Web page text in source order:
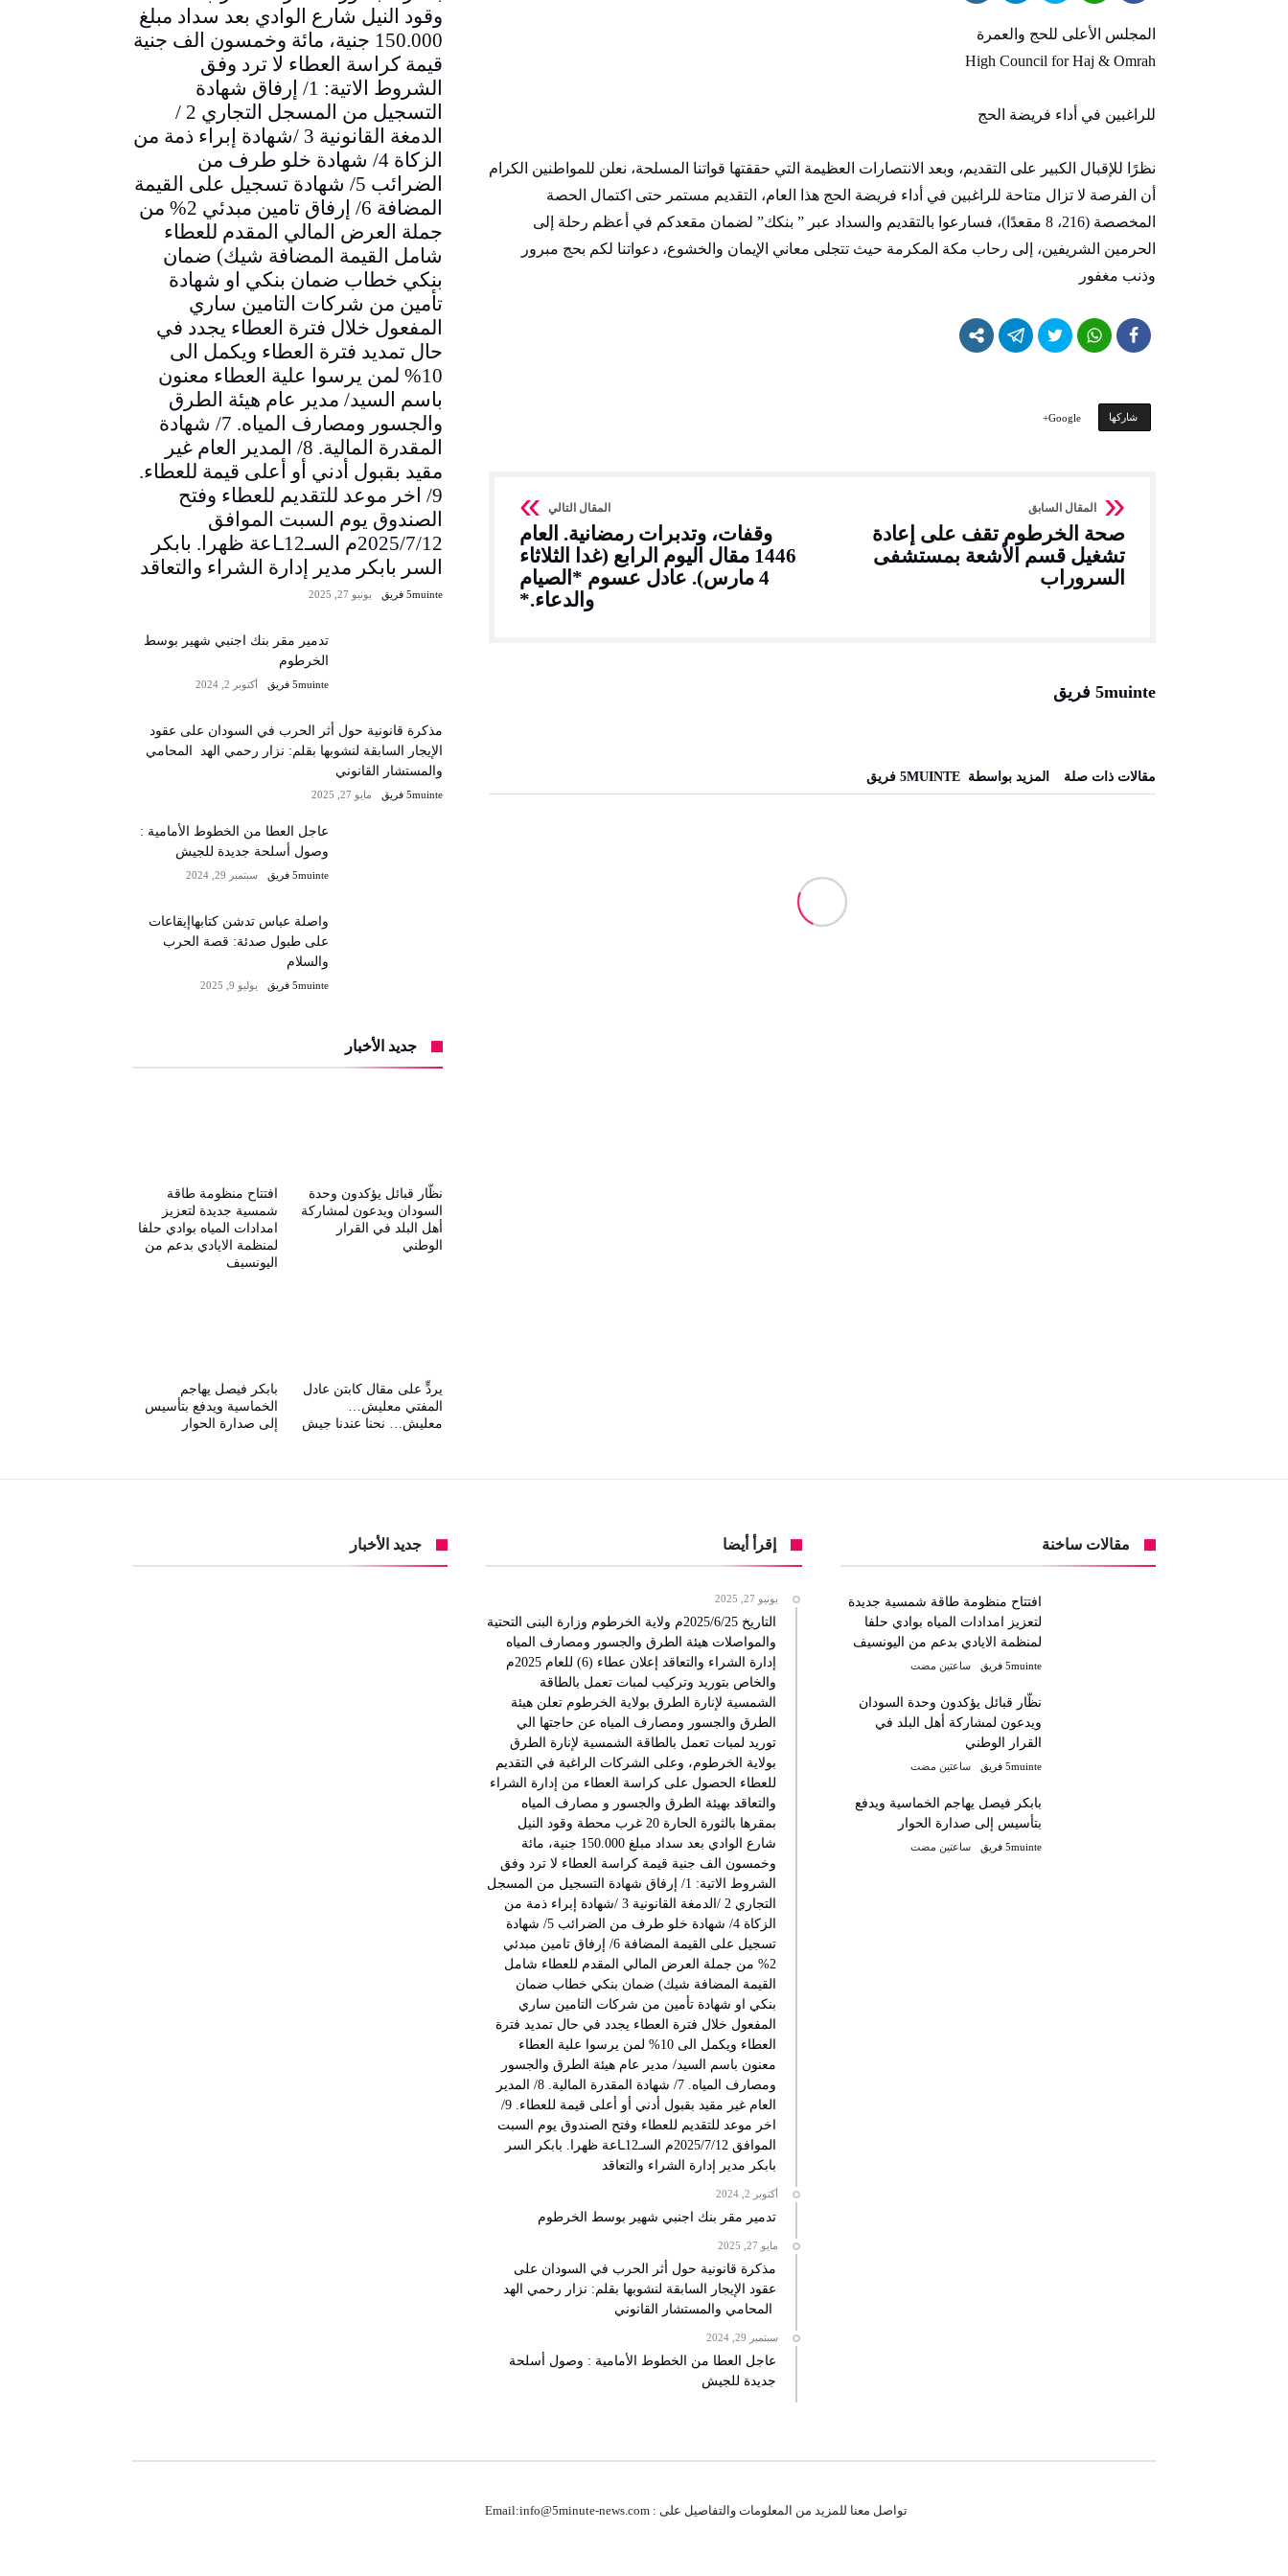
المجلس الأعلى للحج والعمرة
High Council for Haj & Omrah
للراغبين في أداء فريضة الحج
نظرًا للإقبال الكبير على التقديم، وبعد الانتصارات العظيمة التي حققتها قواتنا المسلحة، نعلن للمواطنين الكرام
أن الفرصة لا تزال متاحة للراغبين في أداء فريضة الحج هذا العام، التقديم مستمر حتى اكتمال الحصة
المخصصة (216، 8 مقعدًا)، فسارعوا بالتقديم والسداد عبر ” بنكك” لضمان مقعدكم في أعظم رحلة إلى
الحرمين الشريفين، إلى رحاب مكة المكرمة حيث تتجلى معاني الإيمان والخشوع، دعواتنا لكم بحج مبرور
وذنب مغفور
‫‫ شاركها‬ Google+
صحة الخرطوم تقف على إعادة
تشغيل قسم الأشعة بمستشفى
السروراب
وقفات، وتدبرات رمضانية. العام
1446 مقال اليوم الرابع (غدا الثلاثاء
4 مارس). عادل عسوم *الصيام
والدعاء.*
5muinte فريق
‫مقالات ذات صلة‬ ‫‫المزيد بواسطة‬ ‬ 5MUINTE فريق
وقود النيل شارع الوادي بعد سداد مبلغ
150.000 جنية، مائة وخمسون الف جنية
قيمة كراسة العطاء لا ترد وفق
الشروط الاتية: 1/ إرفاق شهادة
التسجيل من المسجل التجاري 2 /
الدمغة القانونية 3 /شهادة إبراء ذمة من
الزكاة 4/ شهادة خلو طرف من
الضرائب 5/ شهادة تسجيل على القيمة
المضافة 6/ إرفاق تامين مبدئي 2% من
جملة العرض المالي المقدم للعطاء
شامل القيمة المضافة شيك) ضمان
بنكي خطاب ضمان بنكي او شهادة
تأمين من شركات التامين ساري
المفعول خلال فترة العطاء يجدد في
حال تمديد فترة العطاء ويكمل الى
10% لمن يرسوا علية العطاء معنون
باسم السيد/ مدير عام هيئة الطرق
والجسور ومصارف المياه. 7/ شهادة
المقدرة المالية. 8/ المدير العام غير
مقيد بقبول أدني أو أعلى قيمة للعطاء.
9/ اخر موعد للتقديم للعطاء وفتح
الصندوق يوم السبت الموافق
2025/7/12م السـ12ـاعة ظهرا. بابكر
السر بابكر مدير إدارة الشراء والتعاقد
5muinte فريق يونيو 27, 2025
تدمير مقر بنك اجنبي شهير بوسط
الخرطوم
5muinte فريق أكتوبر 2, 2024
مذكرة قانونية حول أثر الحرب في السودان على عقود
الإيجار السابقة لنشوبها بقلم: نزار رحمي الهد المحامي
والمستشار القانوني
5muinte فريق مايو 27, 2025
عاجل العطا من الخطوط الأمامية :
وصول أسلحة جديدة للجيش
5muinte فريق سبتمبر 29, 2024
واصلة عباس تدشن كتابهاإيقاعات
على طبول صدئة: قصة الحرب
والسلام
5muinte فريق يوليو 9, 2025
جديد الأخبار
افتتاح منظومة طاقة
شمسية جديدة لتعزيز
امدادات المياه بوادي حلفا
لمنظمة الايادي بدعم من
اليونسيف
نظّار قبائل يؤكدون وحدة
السودان ويدعون لمشاركة
أهل البلد في القرار
الوطني
بابكر فيصل يهاجم
الخماسية ويدفع بتأسيس
إلى صدارة الحوار
يردٍّ على مقال كابتن عادل
المفتي معليش…
معليش… نحنا عندنا جيش
مقالات ساخنة
افتتاح منظومة طاقة شمسية جديدة
لتعزيز امدادات المياه بوادي حلفا
لمنظمة الايادي بدعم من اليونسيف
5muinte فريق ‫‫‫‏‫ساعتين مضت‬
نظّار قبائل يؤكدون وحدة السودان
ويدعون لمشاركة أهل البلد في
القرار الوطني
5muinte فريق ‫‫‫‏‫ساعتين مضت‬
بابكر فيصل يهاجم الخماسية ويدفع
بتأسيس إلى صدارة الحوار
5muinte فريق ‫‫‫‏‫ساعتين مضت‬
إقرأ أيضا
يونيو 27, 2025
التاريخ 2025/6/25م ولاية الخرطوم وزارة البنى التحتية
والمواصلات هيئة الطرق والجسور ومصارف المياه
إدارة الشراء والتعاقد إعلان عطاء (6) للعام 2025م
والخاص بتوريد وتركيب لمبات تعمل بالطاقة
الشمسية لإنارة الطرق بولاية الخرطوم تعلن هيئة
الطرق والجسور ومصارف المياه عن حاجتها الي
توريد لمبات تعمل بالطاقة الشمسية لإنارة الطرق
بولاية الخرطوم، وعلى الشركات الراغبة في التقديم
للعطاء الحصول على كراسة العطاء من إدارة الشراء
والتعاقد بهيئة الطرق والجسور و مصارف المياه
بمقرها بالثورة الحارة 20 غرب محطة وقود النيل
شارع الوادي بعد سداد مبلغ 150.000 جنية، مائة
وخمسون الف جنية قيمة كراسة العطاء لا ترد وفق
الشروط الاتية: 1/ إرفاق شهادة التسجيل من المسجل
التجاري 2 /الدمغة القانونية 3 /شهادة إبراء ذمة من
الزكاة 4/ شهادة خلو طرف من الضرائب 5/ شهادة
تسجيل على القيمة المضافة 6/ إرفاق تامين مبدئي
2% من جملة العرض المالي المقدم للعطاء شامل
القيمة المضافة شيك) ضمان بنكي خطاب ضمان
بنكي او شهادة تأمين من شركات التامين ساري
المفعول خلال فترة العطاء يجدد في حال تمديد فترة
العطاء ويكمل الى 10% لمن يرسوا علية العطاء
معنون باسم السيد/ مدير عام هيئة الطرق والجسور
ومصارف المياه. 7/ شهادة المقدرة المالية. 8/ المدير
العام غير مقيد بقبول أدني أو أعلى قيمة للعطاء. 9/
اخر موعد للتقديم للعطاء وفتح الصندوق يوم السبت
الموافق 2025/7/12م السـ12ـاعة ظهرا. بابكر السر
بابكر مدير إدارة الشراء والتعاقد
أكتوبر 2, 2024
تدمير مقر بنك اجنبي شهير بوسط الخرطوم
مايو 27, 2025
مذكرة قانونية حول أثر الحرب في السودان على
عقود الإيجار السابقة لنشوبها بقلم: نزار رحمي الهد
المحامي والمستشار القانوني
سبتمبر 29, 2024
عاجل العطا من الخطوط الأمامية : وصول أسلحة
جديدة للجيش
جديد الأخبار
تواصل معنا للمزيد من المعلومات والتفاصيل على : Email:info@5minute-news.com